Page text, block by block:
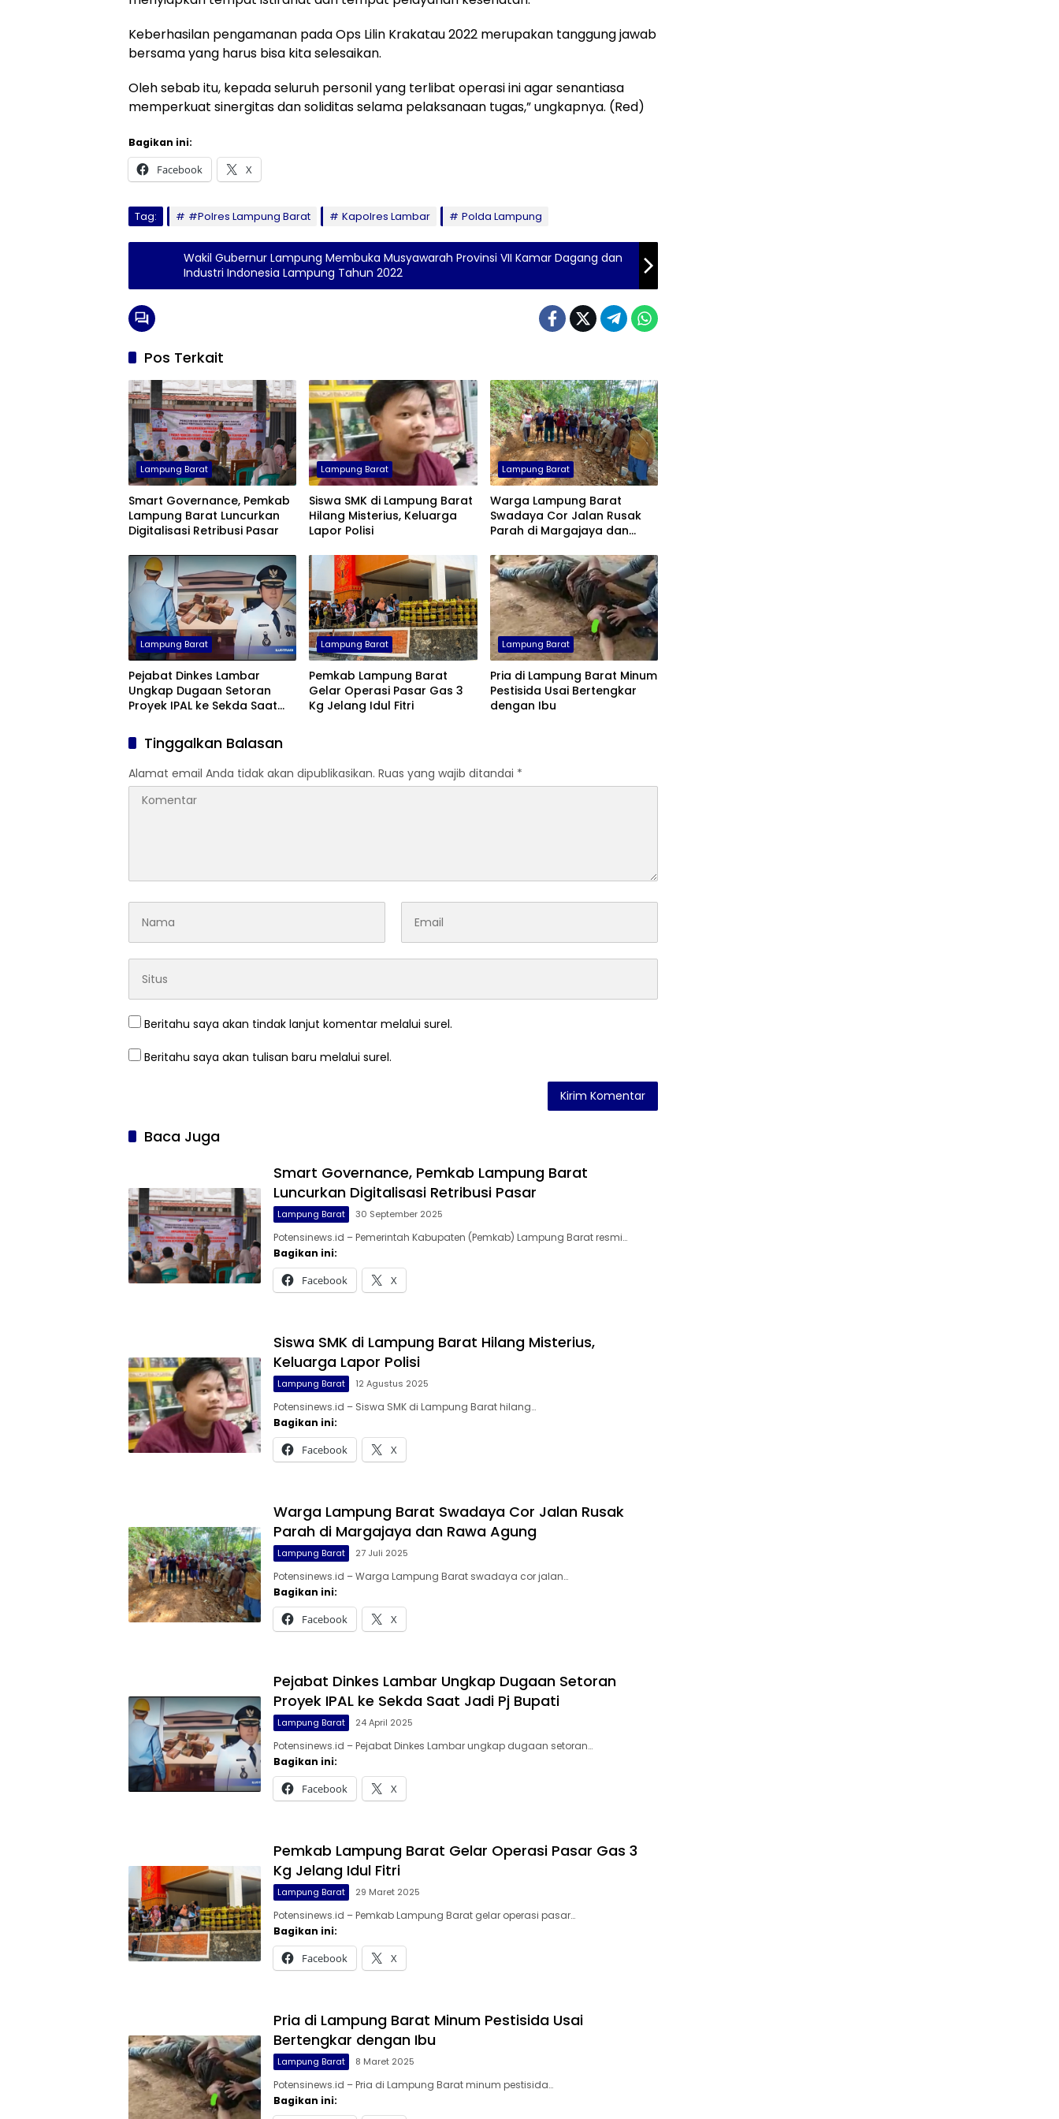
Keberhasilan pengamanan pada Ops Lilin Krakatau 2022 merupakan tanggung jawab
bersama yang harus bisa kita selesaikan.
Oleh sebab itu, kepada seluruh personil yang terlibat operasi ini agar senantiasa
memperkuat sinergitas dan soliditas selama pelaksanaan tugas,” ungkapnya. (Red)
Bagikan ini:
Facebook X
Tag: #Polres Lampung Barat Kapolres Lambar Polda Lampung
Wakil Gubernur Lampung Membuka Musyawarah Provinsi VII Kamar Dagang dan
Industri Indonesia Lampung Tahun 2022
Pos Terkait
Lampung Barat
Smart Governance, Pemkab
Lampung Barat Luncurkan
Digitalisasi Retribusi Pasar
Lampung Barat
Siswa SMK di Lampung Barat
Hilang Misterius, Keluarga
Lapor Polisi
Lampung Barat
Warga Lampung Barat
Swadaya Cor Jalan Rusak
Parah di Margajaya dan
Lampung Barat
Pejabat Dinkes Lambar
Ungkap Dugaan Setoran
Proyek IPAL ke Sekda Saat
Lampung Barat
Pemkab Lampung Barat
Gelar Operasi Pasar Gas 3
Kg Jelang Idul Fitri
Lampung Barat
Pria di Lampung Barat Minum
Pestisida Usai Bertengkar
dengan Ibu
Tinggalkan Balasan
Alamat email Anda tidak akan dipublikasikan. Ruas yang wajib ditandai *
Beritahu saya akan tindak lanjut komentar melalui surel.
Beritahu saya akan tulisan baru melalui surel.
Baca Juga
Smart Governance, Pemkab Lampung Barat
Luncurkan Digitalisasi Retribusi Pasar
Lampung Barat 30 September 2025
Potensinews.id – Pemerintah Kabupaten (Pemkab) Lampung Barat resmi…
Bagikan ini:
Facebook X
Siswa SMK di Lampung Barat Hilang Misterius,
Keluarga Lapor Polisi
Lampung Barat 12 Agustus 2025
Potensinews.id – Siswa SMK di Lampung Barat hilang…
Bagikan ini:
Facebook X
Warga Lampung Barat Swadaya Cor Jalan Rusak
Parah di Margajaya dan Rawa Agung
Lampung Barat 27 Juli 2025
Potensinews.id – Warga Lampung Barat swadaya cor jalan…
Bagikan ini:
Facebook X
Pejabat Dinkes Lambar Ungkap Dugaan Setoran
Proyek IPAL ke Sekda Saat Jadi Pj Bupati
Lampung Barat 24 April 2025
Potensinews.id – Pejabat Dinkes Lambar ungkap dugaan setoran…
Bagikan ini:
Facebook X
Pemkab Lampung Barat Gelar Operasi Pasar Gas 3
Kg Jelang Idul Fitri
Lampung Barat 29 Maret 2025
Potensinews.id – Pemkab Lampung Barat gelar operasi pasar…
Bagikan ini:
Facebook X
Pria di Lampung Barat Minum Pestisida Usai
Bertengkar dengan Ibu
Lampung Barat 8 Maret 2025
Potensinews.id – Pria di Lampung Barat minum pestisida…
Bagikan ini: